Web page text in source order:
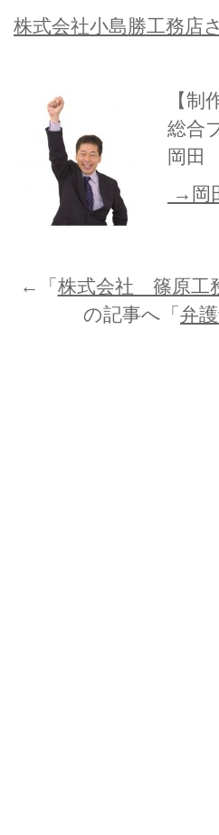
株式会社小島勝工務店
【制
総合
岡田
→岡
←「 株式会社 篠原工
の記事へ「 弁